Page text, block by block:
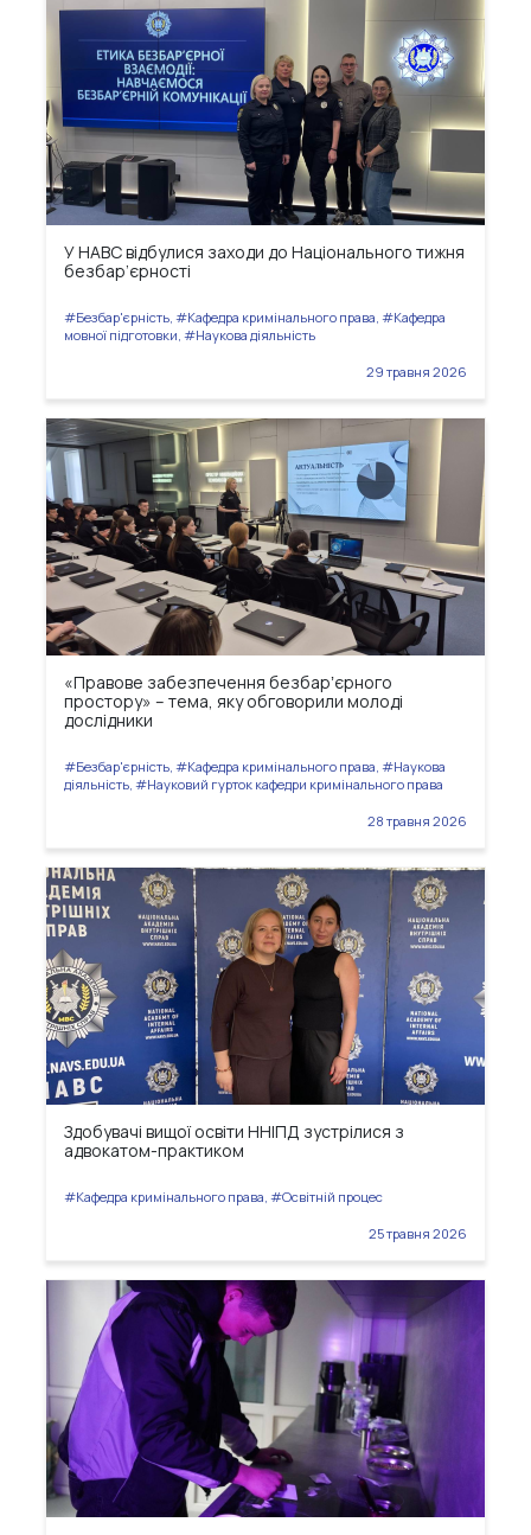
У НАВС відбулися заходи до Національного тижня
безбар’єрності
#Безбар'єрність, #Кафедра кримінального права, #Кафедра
мовної підготовки, #Наукова діяльність
29 травня 2026
«Правове забезпечення безбарʼєрного
простору» – тема, яку обговорили молоді
дослідники
#Безбар'єрність, #Кафедра кримінального права, #Наукова
діяльність, #Науковий гурток кафедри кримінального права
28 травня 2026
Здобувачі вищої освіти ННІПД зустрілися з
адвокатом-практиком
#Кафедра кримінального права, #Освітній процес
25 травня 2026